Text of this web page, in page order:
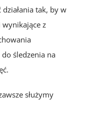
tak, by w
wynikające z
śledzenia na
służymy